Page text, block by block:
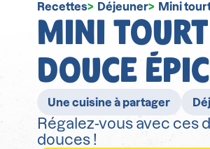
Recettes Déjeuner Mini
MINI
DOUCE
Une cuisine à partager
Régalez-vous avec ces
douces !